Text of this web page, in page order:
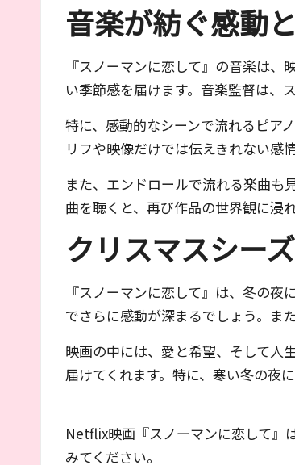
音楽が紡ぐ感動
『スノーマンに恋して』の音楽は
い季節感を届けます。音楽監督は、
特に、感動的なシーンで流れるピア
リフや映像だけでは伝えきれない感
また、エンドロールで流れる楽曲も
曲を聴くと、再び作品の世界観に浸
クリスマスシー
『スノーマンに恋して』は、冬の
でさらに感動が深まるでしょう。ま
映画の中には、愛と希望、そして人
届けてくれます。特に、寒い冬の夜
Netflix映画『スノーマンに恋して』
みてください。